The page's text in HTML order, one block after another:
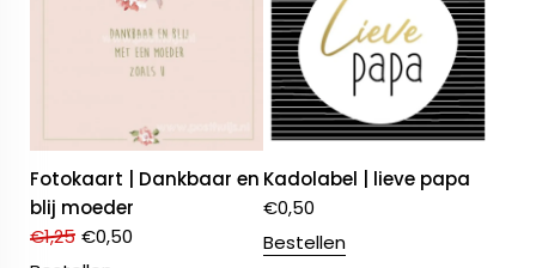
Fotokaart | Dankbaar en
blij moeder
€1,25 €0,50
Kadolabel | lieve papa
€0,50
Bestellen